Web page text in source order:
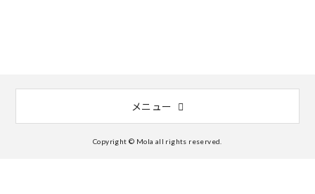
メニュー
Copyright © Mola all rights reserved.